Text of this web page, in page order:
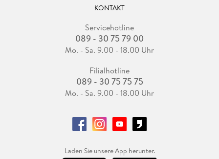
KONTAKT
Servicehotline
089 - 30 75 79 00
Mo. - Sa. 9.00 - 18.00 Uhr
Filialhotline
089 - 30 75 75 75
Mo. - Sa. 9.00 - 18.00 Uhr
Laden Sie unsere App herunter.